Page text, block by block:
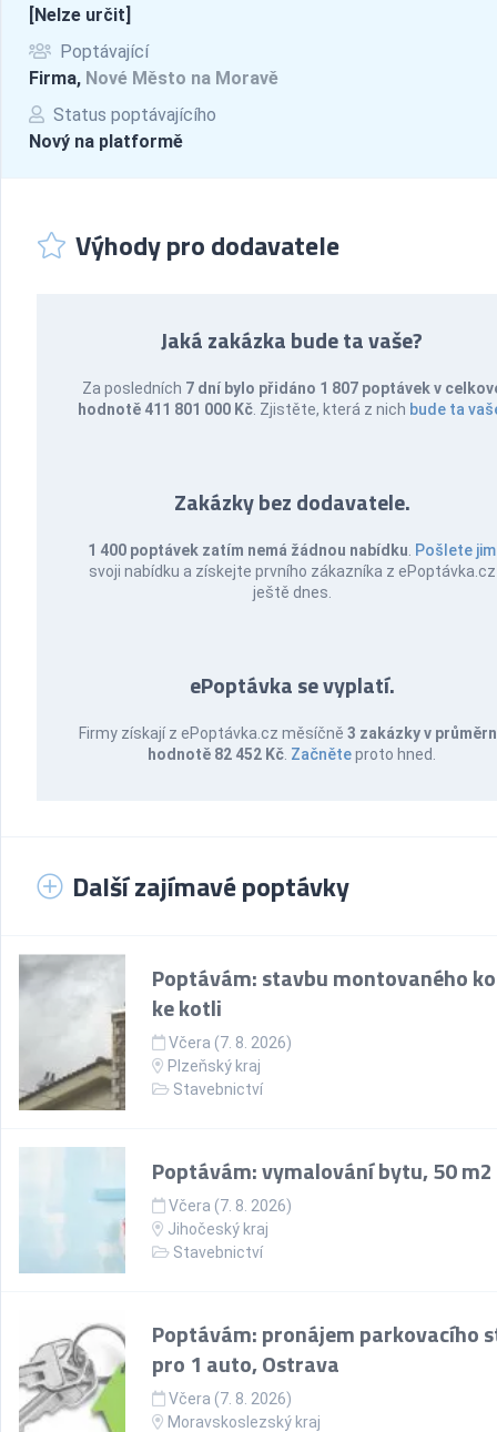
[Nelze určit]
Poptávající
Firma, Nové Město na Moravě
Status poptávajícího
Nový na platformě
Výhody pro dodavatele
Jaká zakázka bude ta vaše?
Za posledních 7 dní bylo přidáno 1 807 poptávek v
hodnotě 411 801 000 Kč . Zjistěte, která z nich bude ta
Zakázky bez dodavatele.
1 400 poptávek zatím nemá žádnou nabídku Pošlete jim
svoji nabídku a získejte prvního zákazníka z ePoptávka.cz
ještě dnes.
ePoptávka se vyplatí.
Firmy získají z ePoptávka.cz měsíčně 3 zakázky v
hodnotě 82 452 Kč Začněteproto hned.
Další zajímavé poptávky
Poptávám: stavbu montovaného
ke kotli
Včera (7. 8. 2026)
Plzeňský kraj
Stavebnictví
Poptávám: vymalování bytu, 50 m2
Včera (7. 8. 2026)
Jihočeský kraj
Stavebnictví
Poptávám: pronájem parkovacího
pro 1 auto, Ostrava
Včera (7. 8. 2026)
Moravskoslezský kraj